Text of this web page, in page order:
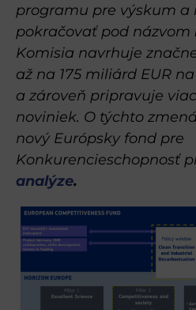
programu pre výskum a
pokračovať pod názvom
Komisia navrhuje
až na 175 miliárd EUR
a zároveň pripravuje
noviniek. O týchto
nový Európsky fond pre
Konkurencieschopnosť
analýze.